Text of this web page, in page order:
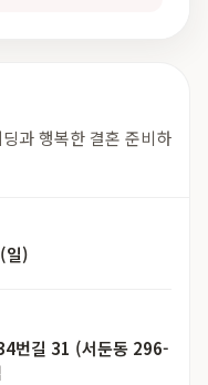
과 행복한 결혼 준비하
일)
번길 31 (서둔동 296-